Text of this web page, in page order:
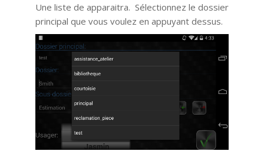
Une liste de apparaitra. Sélectionnez le dossier
principal que vous voulez en appuyant dessus.